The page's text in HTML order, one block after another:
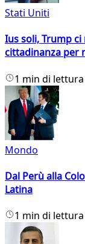
Stati Uniti
Ius soli, Trump
cittadinanza per
1 min di lettura
Mondo
Dal Perù alla
Latina
1 min di lettura